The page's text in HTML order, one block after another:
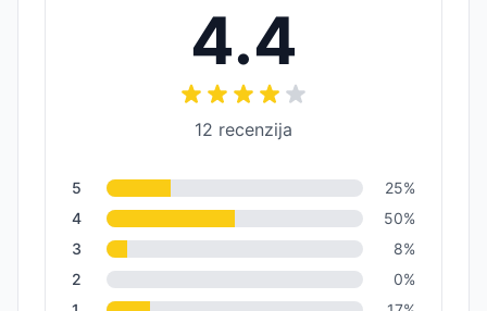
4.4
12 recenzija
5 25%
4
50%
3
8%
2
0%